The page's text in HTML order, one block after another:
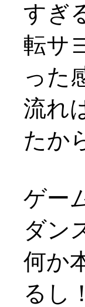
すぎ
転サ
った
流れ
たか
ゲー
ダン
何か
るし